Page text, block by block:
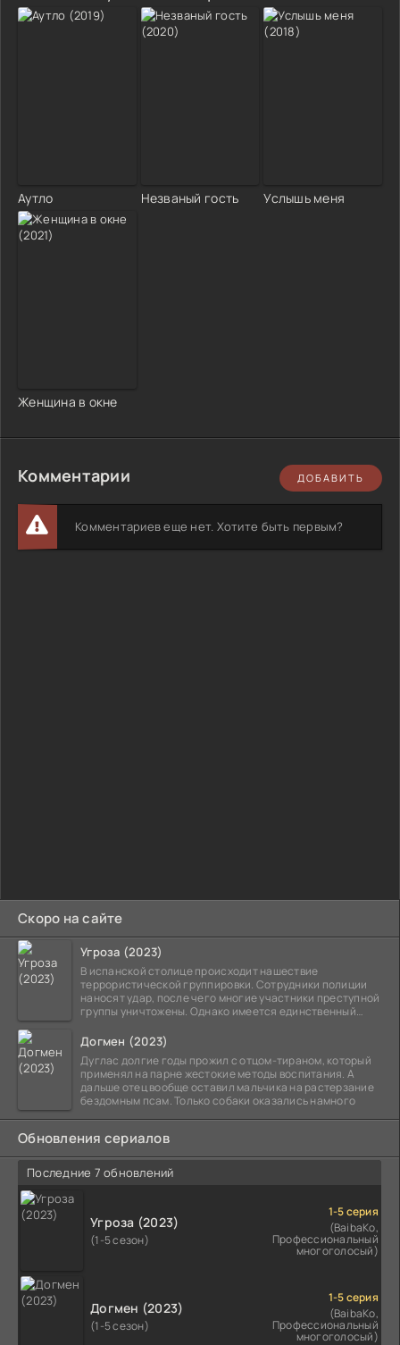
Скоро на сайте
Угроза (2023)
В испанской столице происходит нашествие
террористической группировки. Сотрудники полиции
наносят удар, после чего многие участники преступной
группы уничтожены. Однако имеется единственный
Догмен (2023)
Дуглас долгие годы прожил с отцом-тираном, который
применял на парне жестокие методы воспитания. А
дальше отец вообще оставил мальчика на растерзание
бездомным псам. Только собаки оказались намного
Обновления сериалов
Последние 7 обновлений
Угроза (2023)
(1-5 сезон)
1-5 серия
(BaibaKo,
Профессиональный
многоголосый)
Догмен (2023)
(1-5 сезон)
1-5 серия
(BaibaKo,
Профессиональный
многоголосый)
Аутло Незваный гость Услышь меня
Женщина в окне
Комментарии ДОБАВИТЬ
Комментариев еще нет. Хотите быть первым?